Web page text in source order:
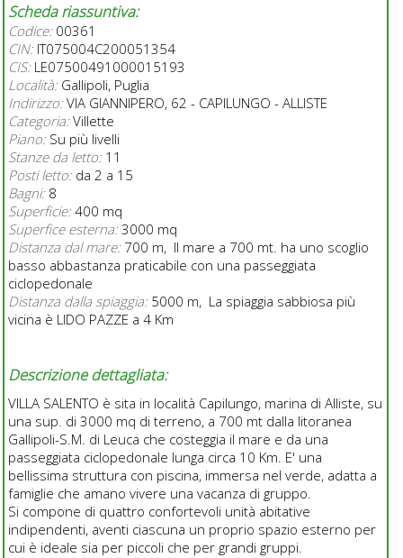
Scheda riassuntiva:
Codice:00361
CIN:IT075004C200051354
CIS:LE07500491000015193
Località:Gallipoli, Puglia
Indirizzo:VIA GIANNIPERO, 62 - CAPILUNGO - ALLISTE
Categoria:Villette
Piano:Su più livelli
Stanze da letto:11
Posti letto:da 2 a 15
Bagni:8
Superficie:400 mq
Superfice esterna:3000 mq
Distanza dal mare:700 m, Il mare a 700 mt. ha uno scoglio
basso abbastanza praticabile con una passeggiata
ciclopedonale
Distanza dalla spiaggia:5000 m, La spiaggia sabbiosa più
vicina è LIDO PAZZE a 4 Km
Descrizione dettagliata:
VILLA SALENTO è sita in località Capilungo, marina di Alliste, su
una sup. di 3000 mq di terreno, a 700 mt dalla litoranea
Gallipoli-S.M. di Leuca che costeggia il mare e da una
passeggiata ciclopedonale lunga circa 10 Km. E' una
bellissima struttura con piscina, immersa nel verde, adatta a
famiglie che amano vivere una vacanza di gruppo.
Si compone di quattro confortevoli unità abitative
indipendenti, aventi ciascuna un proprio spazio esterno per
cui è ideale sia per piccoli che per grandi gruppi.